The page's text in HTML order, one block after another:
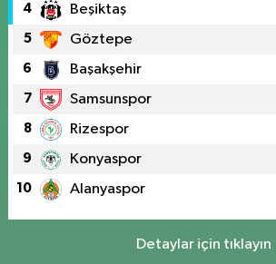
4 Beşiktaş
5 Göztepe
6 Başakşehir
7 Samsunspor
8 Rizespor
9 Konyaspor
10 Alanyaspor
Detaylar için tıklayın